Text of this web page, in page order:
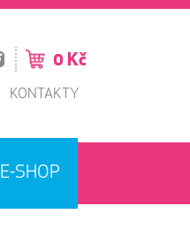
0 Kč
KONTAKTY
E-SHOP